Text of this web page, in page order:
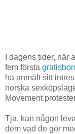
I dagens tider, när
fem första
ha anmält sitt
norska
Movement
Tja, kan någon
dem vad de gör